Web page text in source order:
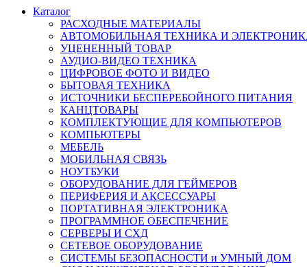
Каталог
РАСХОДНЫЕ МАТЕРИАЛЫ
АВТОМОБИЛЬНАЯ ТЕХНИКА И
УЦЕНЕННЫЙ ТОВАР
АУДИО-ВИДЕО ТЕХНИКА
ЦИФРОВОЕ ФОТО И ВИДЕО
БЫТОВАЯ ТЕХНИКА
ИСТОЧНИКИ БЕСПЕРЕБОЙНОГО ПИТАНИЯ
КАНЦТОВАРЫ
КОМПЛЕКТУЮЩИЕ ДЛЯ КОМПЬЮТЕРОВ
КОМПЬЮТЕРЫ
МЕБЕЛЬ
МОБИЛЬНАЯ СВЯЗЬ
НОУТБУКИ
ОБОРУДОВАНИЕ ДЛЯ ГЕЙМЕРОВ
ПЕРИФЕРИЯ И АКСЕССУАРЫ
ПОРТАТИВНАЯ ЭЛЕКТРОНИКА
ПРОГРАММНОЕ ОБЕСПЕЧЕНИЕ
СЕРВЕРЫ И СХД
СЕТЕВОЕ ОБОРУДОВАНИЕ
СИСТЕМЫ БЕЗОПАСНОСТИ и УМНЫЙ ДОМ